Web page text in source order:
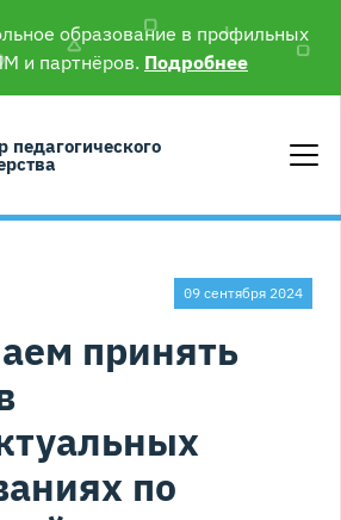
образование в профильных
и партнёров. Подробнее
педагогического
09 сентября 2024
принять
по